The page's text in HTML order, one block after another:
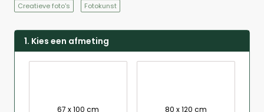
Creatieve foto's Fotokunst
1. Kies een afmeting
67 x 100 cm 80 x 120 cm